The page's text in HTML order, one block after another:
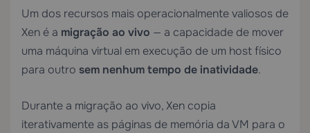
Um dos recursos mais operacionalmente valiosos de
Xen é a migração ao vivo — a capacidade de mover
uma máquina virtual em execução de um host físico
para outro sem nenhum tempo de inatividade.
Durante a migração ao vivo, Xen copia
iterativamente as páginas de memória da VM para o